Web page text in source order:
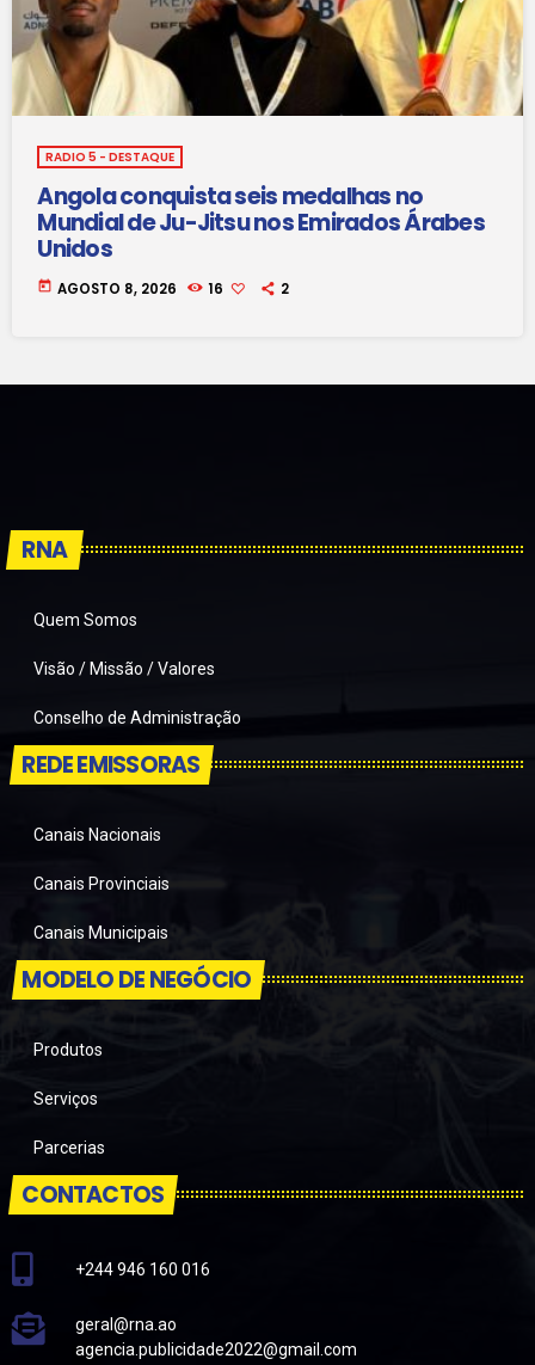
RADIO 5 - DESTAQUE
Angola conquista seis medalhas no
Mundial de Ju-Jitsu nos Emirados Árabes
Unidos
today AGOSTO 8, 2026 16 2
RNA
Quem Somos
Visão / Missão / Valores
Conselho de Administração
REDE EMISSORAS
Canais Nacionais
Canais Provinciais
Canais Municipais
MODELO DE NEGÓCIO
Produtos
Serviços
Parcerias
CONTACTOS
+244 946 160 016
geral@rna.ao
agencia.publicidade2022@gmail.com